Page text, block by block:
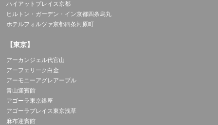
ハイアットプレイス京都
ヒルトン・ガーデン・イン京都四条烏丸
ホテルフォルツァ京都四条河原町
【東京】
アーカンジェル代官山
アーフェリーク白金
アーモニーアグレアーブル
青山迎賓館
アゴーラ東京銀座
アゴーラプレイス東京浅草
麻布迎賓館